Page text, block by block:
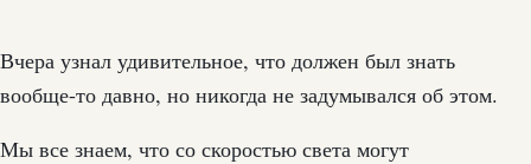
Вчера узнал удивительное, что должен был знать
вообще-то давно, но никогда не задумывался об этом.
Мы все знаем, что со скоростью света могут